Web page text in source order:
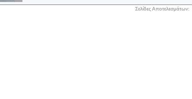
Σελίδες Αποτελεσμάτων: